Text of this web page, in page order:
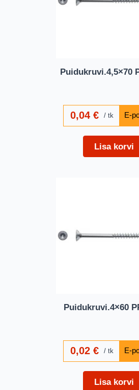
Puidukruvi.4,5×70
0,04€ tk
Lisa korvi
Puidukruvi.4×60
0,02€ tk
Lisa korvi